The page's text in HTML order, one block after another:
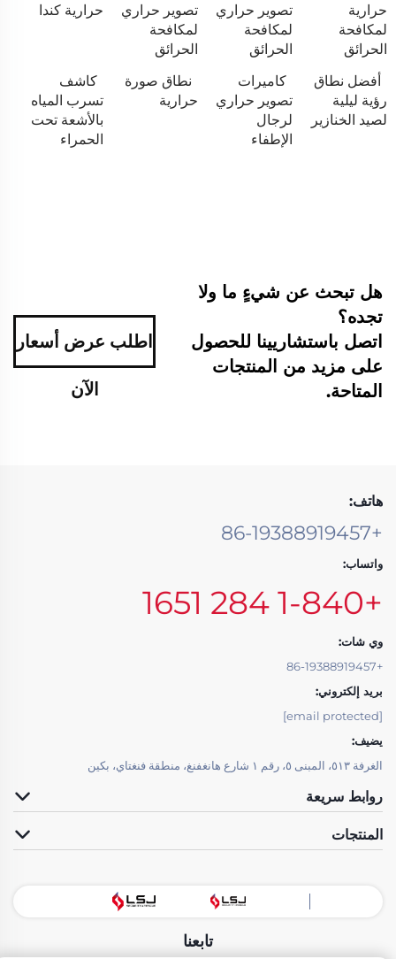
حرارية
لمكافحة
الحرائق
تصوير حراري
لمكافحة
الحرائق
تصوير حراري
لمكافحة
الحرائق
حرارية كندا
أفضل نطاق
رؤية ليلية
لصيد الخنازير
كاميرات
تصوير حراري
لرجال
الإطفاء
نطاق صورة
حرارية
كاشف
تسرب المياه
بالأشعة تحت
الحمراء
هل تبحث عن شيءٍ ما ولا
تجده؟
اتصل باستشاريينا للحصول
على مزيد من المنتجات
المتاحة.
اطلب عرض أسعار
الآن
هاتف:
+86-19388919457
واتساب:
+1-840 284 1651
وي شات:
+86-19388919457
بريد إلكتروني:
يضيف:
الغرفة ٥١٣، المبنى ٥، رقم ١ شارع هانغفنغ، منطقة فنغتاي، بكين
روابط سريعة
المنتجات
تابعنا